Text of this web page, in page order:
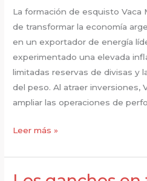
La formación de esquisto
de transformar la economía
en un exportador de energía
experimentado una elevada
limitadas reservas de divisas y
del peso. Al atraer inversiones,
ampliar las operaciones de
grilletes
horquilla
bola
Leer más »